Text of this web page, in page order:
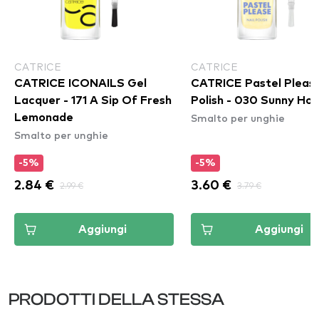
CATRICE
CATRICE ICONAILS Gel
Lacquer - 171 A Sip Of Fresh
Lemonade
Smalto per unghie
-5%
2.84 € 2.99 €
Aggiungi
CATRICE
CATRICE Pastel
Polish - 030 Sunny
Smalto per unghie
-5%
3.60 € 3.79 €
Aggiungi
PRODOTTI DELLA STESSA